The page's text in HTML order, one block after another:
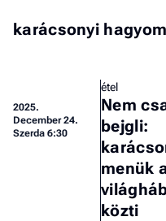
karácsonyi
2025.
December 24.
Szerda 6:30
étel
Nem
bejgli:
menük
közti